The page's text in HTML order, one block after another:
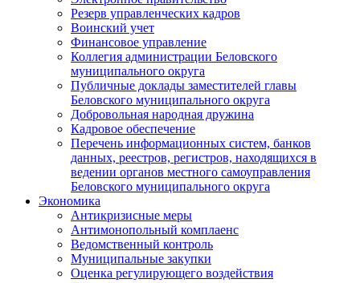
Резерв управленческих кадров
Воинский учет
Финансовое управление
Коллегия администрации Беловского
муниципального округа
Публичные доклады заместителей главы
Беловского муниципального округа
Добровольная народная дружина
Кадровое обеспечение
Перечень информационных систем, банков
данных, реестров, регистров, находящихся в
ведении органов местного самоуправления
Беловского муниципального округа
Экономика
Антикризисные меры
Антимонопольный комплаенс
Ведомственный контроль
Муниципальные закупки
Оценка регулирующего воздействия